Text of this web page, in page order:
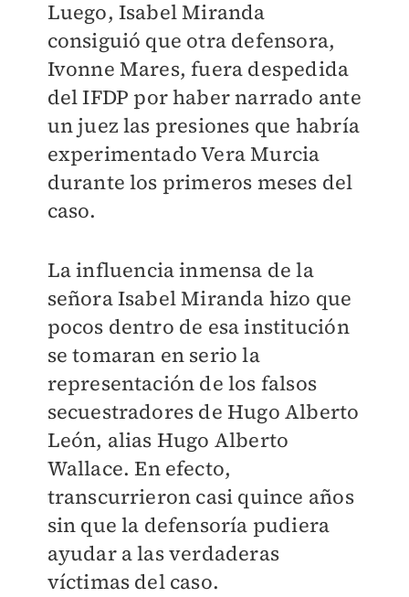
Luego, Isabel Miranda
consiguió que otra defensora,
Ivonne Mares, fuera despedida
del IFDP por haber narrado ante
un juez las presiones que habría
experimentado Vera Murcia
durante los primeros meses del
caso.
La influencia inmensa de la
señora Isabel Miranda hizo que
pocos dentro de esa institución
se tomaran en serio la
representación de los falsos
secuestradores de Hugo Alberto
León, alias Hugo Alberto
Wallace. En efecto,
transcurrieron casi quince años
sin que la defensoría pudiera
ayudar a las verdaderas
víctimas del caso.